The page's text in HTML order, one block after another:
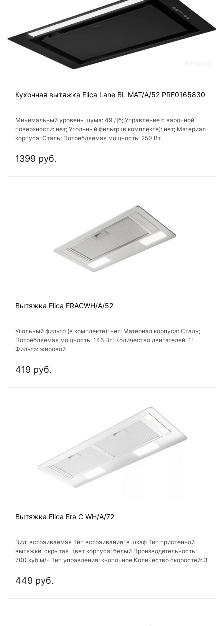
Кухонная вытяжка Elica Lane BL MAT/A/52 PRF0165830
Минимальный уровень шума: 49 Дб; Управление с варочной
поверхности: нет; Угольный фильтр (в комплекте): нет; Материал
корпуса: Сталь; Потребляемая мощность: 250 Вт
1399 руб.
Вытяжка Elica ERACWH/A/52
Угольный фильтр (в комплекте): нет; Материал корпуса: Сталь;
Потребляемая мощность: 146 Вт; Количество двигателей: 1;
Фильтр: жировой
419 руб.
Вытяжка Elica Era C WH/A/72
Вид: встраиваемая Тип встраивания: в шкаф Тип пристенной
вытяжки: скрытая Цвет корпуса: белый Производительность:
700 куб.м/ч Тип управления: кнопочное Количество скоростей: 3
449 руб.